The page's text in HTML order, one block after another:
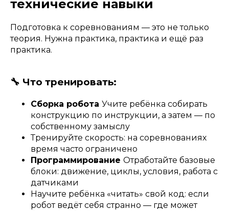
технические навыки
Подготовка к соревнованиям — это не только
теория. Нужна практика, практика и ещё раз
практика.
🔧 Что тренировать:
Сборка робота Учите ребёнка собирать
конструкцию по инструкции, а затем — по
собственному замыслу
Тренируйте скорость: на соревнованиях
время часто ограничено
Программирование Отработайте базовые
блоки: движение, циклы, условия, работа с
датчиками
Научите ребёнка «читать» свой код: если
робот ведёт себя странно — где может